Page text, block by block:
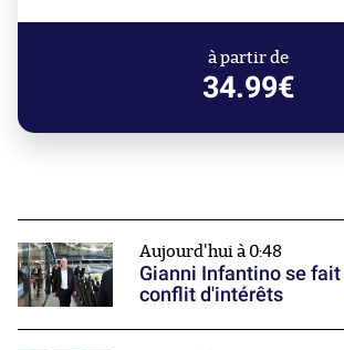
à partir de
34.99€
Aujourd'hui à 0:48
Gianni Infantino se
conflit d'intérêts